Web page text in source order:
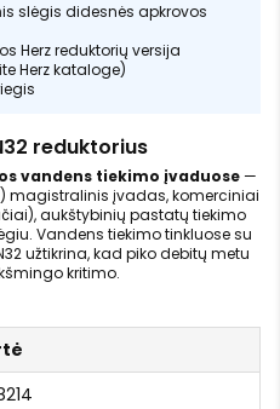
slėgis didesnės apkrovos
Herz reduktorių versija
Herz kataloge)
reduktorius
vandens tiekimo įvaduose —
įvadas, komerciniai
aukštybinių pastatų tiekimo
Vandens tiekimo tinkluose su
užtikrina, kad piko debitų metu
kritimo.